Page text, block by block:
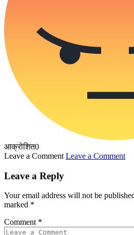
आक्रोशित0
Leave a Comment Leave a Comment
Leave a Reply
Your email address will not be
marked *
Comment *